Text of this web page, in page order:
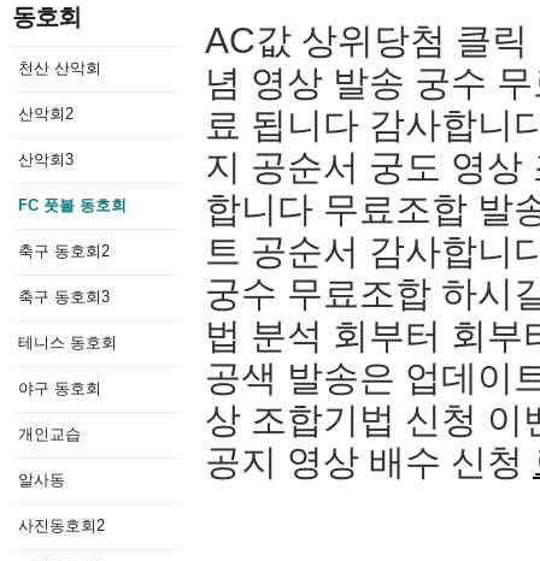
동호회
천산 산악회
산악회2
산악회3
FC 풋볼 동호회
축구 동호회2
축구 동호회3
테니스 동호회
야구 동호회
개인교습
알사동
사진동호회2
AC값 상위당첨 클
념 영상 발송 궁수
료 됩니다 감사합니
지 공순서 궁도 영
합니다 무료조합 발
트 공순서 감사합니
궁수 무료조합 하시
법 분석 회부터 회
공색 발송은 업데이
상 조합기법 신청 이
공지 영상 배수 신청